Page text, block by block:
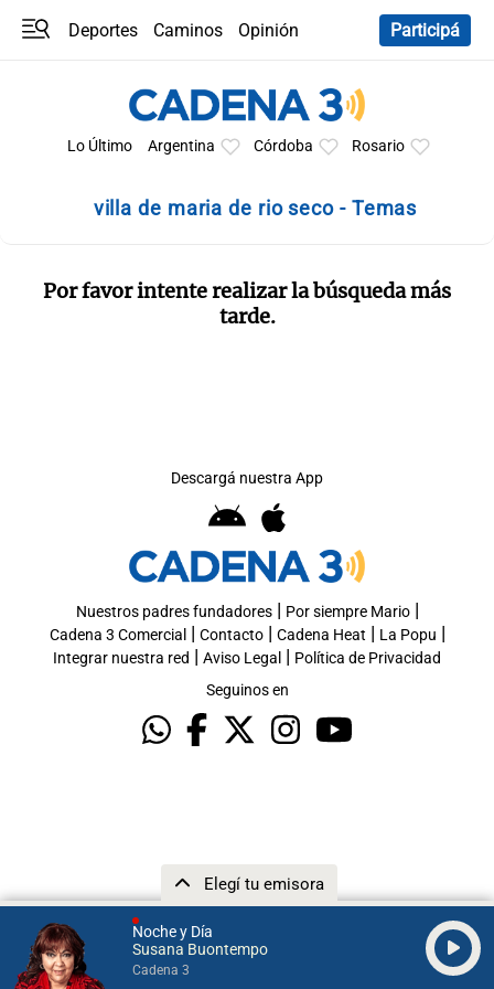
Noche y Día
Susana Buontempo
Cadena 3
Elegí tu emisora
Deportes Caminos
Opinión
Participá
Lo Último Argentina Córdoba Rosario
villa de maria de rio seco - Temas
Por favor intente realizar la búsqueda más
tarde.
Descargá nuestra App
Nuestros padres fundadores| Por siempre Mario|
Cadena 3 Comercial | Contacto| Cadena Heat | La Popu |
Integrar nuestra red | Aviso Legal | Política de Privacidad
Seguinos en